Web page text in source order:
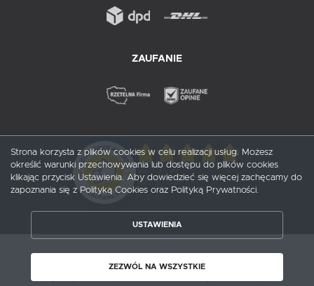
ZAUFANIE
5/ 5
Copyright by probox.pl
Strona korzysta z plików cookies w celu realizacji usług. Możesz
określić warunki przechowywania lub dostępu do plików cookies
klikając przycisk Ustawienia. Aby dowiedzieć się więcej zachęcamy do
zapoznania się z Polityką Cookies oraz Polityką Prywatności.
USTAWIENIA
ZEZWÓL NA WSZYSTKIE
ZEZWÓL NA WSZYSTKIE